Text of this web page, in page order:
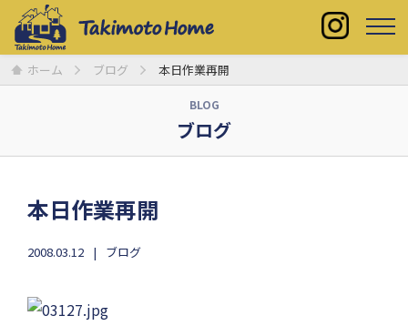
ホーム ブログ 本日作業再開
BLOG
ブログ
本日作業再開
2008.03.12 ブログ